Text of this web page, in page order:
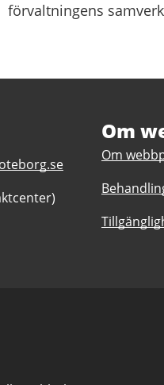
förvaltningens
Om
Om